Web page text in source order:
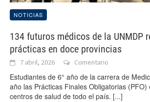
NOTICIAS
134 futuros médicos de la UNMDP
prácticas en doce provincias
7 abril, 2026 Comentario
Estudiantes de 6° año de la carrera de
año las Prácticas Finales Obligatorias
centros de salud de todo el país. [...]